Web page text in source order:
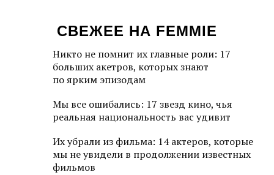
СВЕЖЕЕ НА FEMMIE
Никто не помнит их главные роли: 17
больших акетров, которых знают
по ярким эпизодам
Мы все ошибались: 17 звезд кино, чья
реальная национальность вас удивит
Их убрали из фильма: 14 актеров, которые
мы не увидели в продолжении известных
фильмов